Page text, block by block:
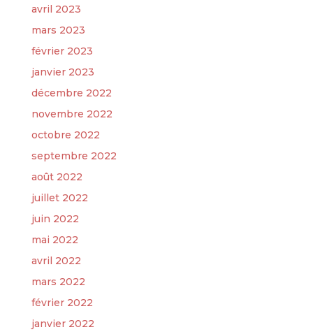
avril 2023
mars 2023
février 2023
janvier 2023
décembre 2022
novembre 2022
octobre 2022
septembre 2022
août 2022
juillet 2022
juin 2022
mai 2022
avril 2022
mars 2022
février 2022
janvier 2022